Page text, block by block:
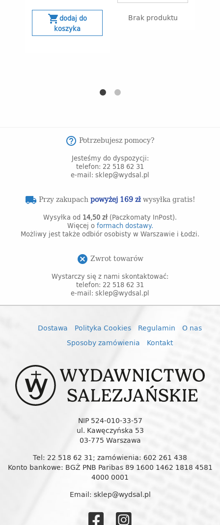
shopping_cartdodaj do
koszyka
Brak produktu
help_outline Potrzebujesz pomocy?
Jesteśmy do dyspozycji:
telefon: 22 518 62 31
e-mail: sklep@wydsal.pl
local_shipping Przy zakupachpowyżej 169 złwysyłka gratis!
Wysyłka od 14,50 zł (Paczkomaty InPost).
Więcej o formach dostawy.
Możliwy jest także odbiór osobisty w Warszawie i Łodzi.
cancel Zwrot towarów
Wystarczy się z nami skontaktować:
telefon: 22 518 62 31
e-mail: sklep@wydsal.pl
Dostawa Polityka Cookies Regulamin
O nas
Sposoby zamówienia
Kontakt
NIP 524-010-33-57
ul. Kawęczyńska 53
03-775 Warszawa
Tel: 22 518 62 31; zamówienia: 602 261 438
Konto bankowe: BGŻ PNB Paribas 89 1600 1462 1818 4581
4000 0001
Email: sklep@wydsal.pl